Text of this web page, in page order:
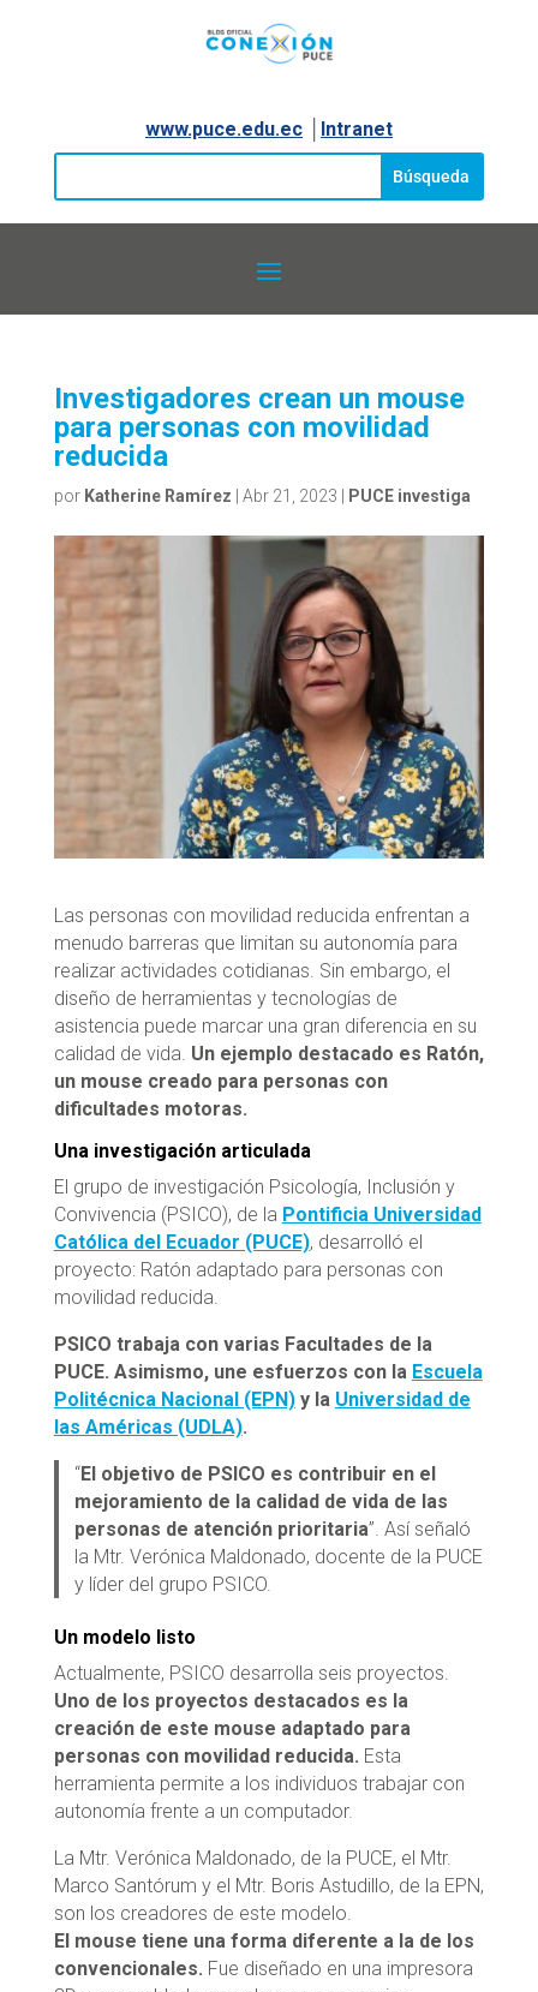
www.puce.edu.ec│ Intranet
Investigadores crean un mouse
para personas con movilidad
reducida
por Katherine Ramírez Abr 21, 2023 PUCE investiga
Las personas con movilidad reducida enfrentan a
menudo barreras que limitan su autonomía para
realizar actividades cotidianas. Sin embargo, el
diseño de herramientas y tecnologías de
asistencia puede marcar una gran diferencia en su
calidad de vida. Un ejemplo destacado es Ratón,
un mouse creado para personas con
dificultades motoras.
Una investigación articulada
El grupo de investigación Psicología, Inclusión y
Convivencia (PSICO), de la Pontificia Universidad
Católica del Ecuador (PUCE), desarrolló el
proyecto: Ratón adaptado para personas con
movilidad reducida.
PSICO trabaja con varias Facultades de la
PUCE. Asimismo, une esfuerzos con la Escuela
Politécnica Nacional (EPN)y la Universidad de
las Américas (UDLA).
“El objetivo de PSICO es contribuir en el
mejoramiento de la calidad de vida de las
personas de atención prioritaria”. Así señaló
la Mtr. Verónica Maldonado, docente de la PUCE
y líder del grupo PSICO.
Un modelo listo
Actualmente, PSICO desarrolla seis proyectos.
Uno de los proyectos destacados es la
creación de este mouse adaptado para
personas con movilidad reducida. Esta
herramienta permite a los individuos trabajar con
autonomía frente a un computador.
La Mtr. Verónica Maldonado, de la PUCE, el Mtr.
Marco Santórum y el Mtr. Boris Astudillo, de la EPN,
son los creadores de este modelo.
El mouse tiene una forma diferente a la de los
convencionales. Fue diseñado en una impresora